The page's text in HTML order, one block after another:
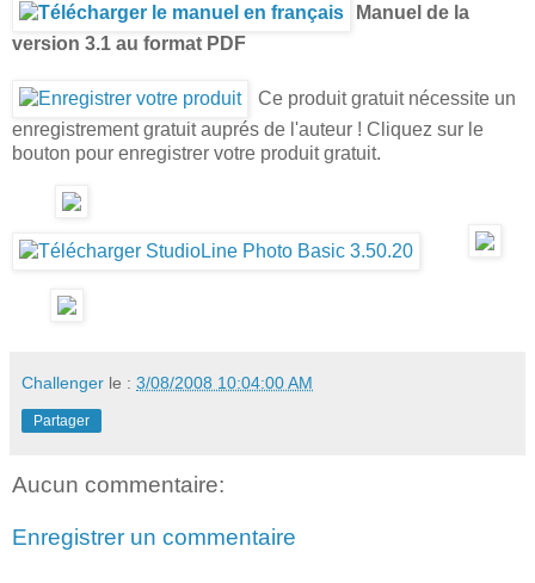
Manuel de la
version 3.1 au format PDF
Ce produit gratuit nécessite un
enregistrement gratuit auprés de l'auteur ! Cliquez sur le
bouton pour enregistrer votre produit gratuit.
Challenger le : 3/08/2008 10:04:00 AM
Partager
Aucun commentaire:
Enregistrer un commentaire